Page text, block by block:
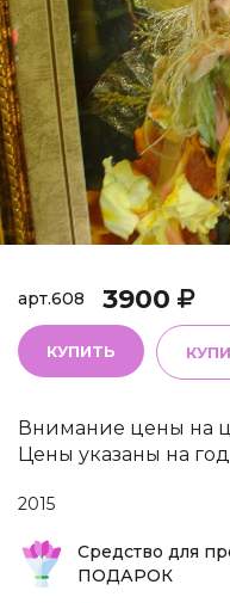
арт.608 3900
КУПИТЬ
Внимание цены на
Цены указаны на
2015
Средство для
ПОДАРОК